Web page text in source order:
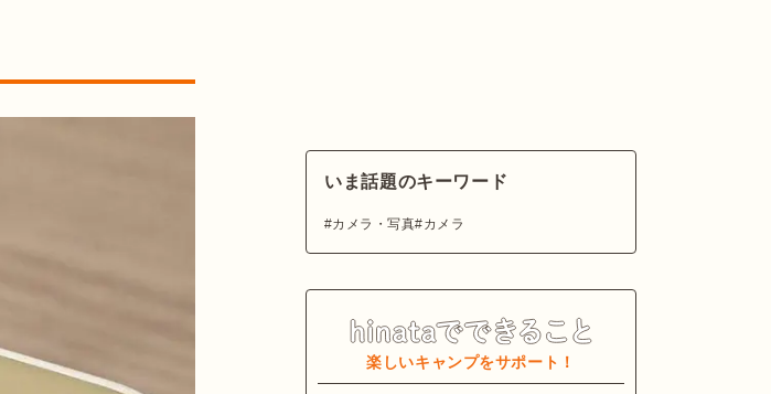
いま話題のキーワード
カメラ・写真 カメラ
楽しいキャンプをサポート！